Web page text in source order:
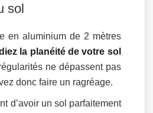
sol
en aluminium de 2 mètres
la planéité de votre sol
ne dépassent pas
donc faire un ragréage.
d’avoir un sol parfaitement